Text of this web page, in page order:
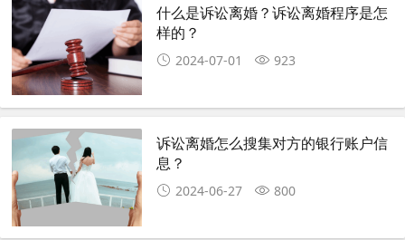
什么是诉讼离婚？诉讼离婚程序是怎
样的？
2024-07-01 923
诉讼离婚怎么搜集对方的银行账户信
息？
2024-06-27 800